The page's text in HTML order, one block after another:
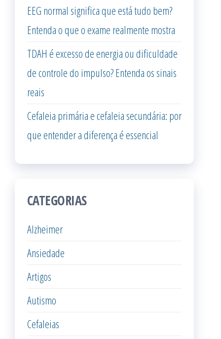
EEG normal significa que está tudo bem?
Entenda o que o exame realmente mostra
TDAH é excesso de energia ou dificuldade
de controle do impulso? Entenda os sinais
reais
Cefaleia primária e cefaleia secundária: por
que entender a diferença é essencial
CATEGORIAS
Alzheimer
Ansiedade
Artigos
Autismo
Cefaleias